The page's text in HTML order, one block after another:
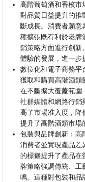
高階葡萄酒和香檳市
對品質日益提升的推
斷成長。消費者願意
種擴張既有利於老牌
銷策略方面進行創新
體驗的發展，進一步
數位化和電子商務平
獲取和購買高階酒類
在不斷擴大覆蓋範圍
社群媒體和網路行銷
高了市場准入度，降
提升了高階酒類市場
包裝與品牌創新：高
消費者並實現產品差
的標籤提升了產品在
牌策略強調傳統、工
鳴。這種對包裝和品